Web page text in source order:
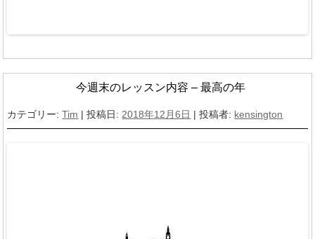
今週末のレッスン内容 – 最高の年
カテゴリー:Tim | 投稿日:2018年12月6日 |投稿者: kensington